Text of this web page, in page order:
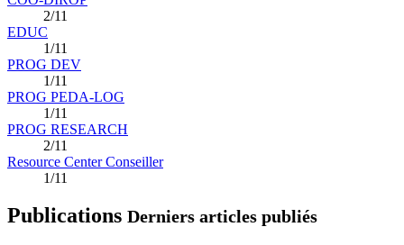
2/11
EDUC
1/11
PROG DEV
1/11
PROG PEDA-LOG
1/11
PROG RESEARCH
2/11
Resource Center Conseiller
1/11
Publications Derniers articles publiés